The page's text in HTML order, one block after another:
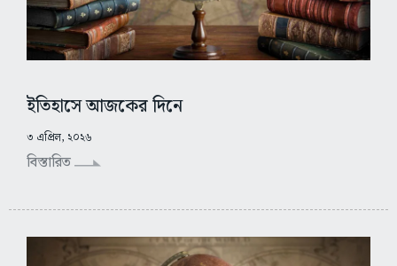
ইতিহাসে আজকের দিনে
৩ এপ্রিল, ২০২৬
বিস্তারিত